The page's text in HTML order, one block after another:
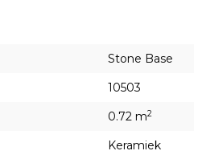
Stone Base
10503
0.72 m2
Keramiek